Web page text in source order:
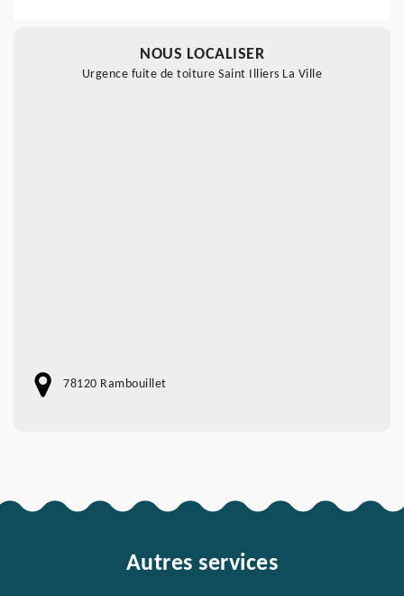
NOUS LOCALISER
Urgence fuite de toiture Saint Illiers La Ville
78120 Rambouillet
Autres services